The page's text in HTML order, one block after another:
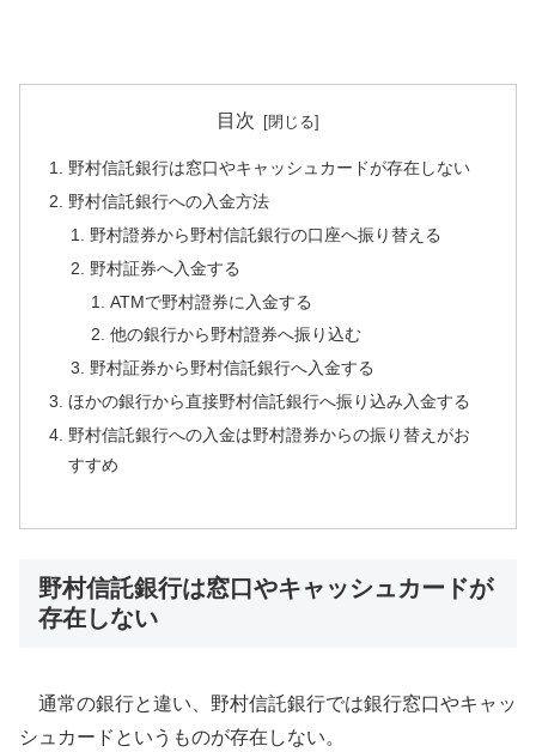
目次
野村信託銀行は窓口やキャッシュカードが存在しない
野村信託銀行への入金方法
野村證券から野村信託銀行の口座へ振り替える
野村証券へ入金する
ATMで野村證券に入金する
他の銀行から野村證券へ振り込む
野村証券から野村信託銀行へ入金する
ほかの銀行から直接野村信託銀行へ振り込み入金する
野村信託銀行への入金は野村證券からの振り替えがお
すすめ
野村信託銀行は窓口やキャッシュカードが
存在しない
通常の銀行と違い、野村信託銀行では銀行窓口やキャッ
シュカードというものが存在しない。